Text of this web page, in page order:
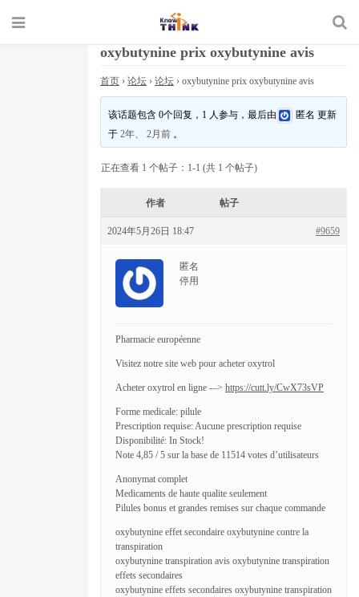
oxybutynine prix oxybutynine avis
首页 › 论坛 › 论坛 › oxybutynine prix oxybutynine avis
该话题包含 0个回复，1 人参与，最后由 匿名 更新
于2年、 2月前 。
正在查看 1 个帖子：1-1 (共 1 个帖子)
作者 帖子
2024年5月26日 18:47 #9659
匿名
停用
Pharmacie européenne
Visitez notre site web pour acheter oxytrol
Acheter oxytrol en ligne -–> https://cutt.ly/CwX73sVP
Forme medicale: pilule
Prescription requise: Aucune prescription requise
Disponibilité: In Stock!
Note 4,85 / 5 sur la base de 11514 votes d’utilisateurs
Anonymat complet
Medicaments de haute qualite seulement
Pilules bonus et grandes remises sur chaque commande
oxybutynine effet secondaire oxybutynine contre la
transpiration
oxybutynine transpiration avis oxybutynine transpiration
effets secondaires
oxybutynine effets secondaires oxybutynine transpiration